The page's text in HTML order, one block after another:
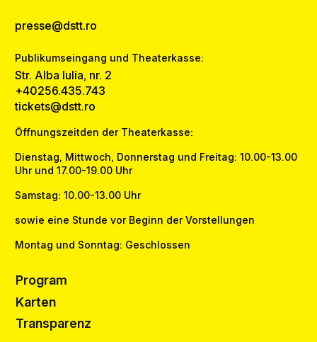
presse@dstt.ro
Publikumseingang und Theaterkasse:
Str. Alba Iulia, nr. 2
+40256.435.743
tickets@dstt.ro
Öffnungszeitden der Theaterkasse:
Dienstag, Mittwoch, Donnerstag und Freitag: 10.00-13.00
Uhr und 17.00-19.00 Uhr
Samstag: 10.00-13.00 Uhr
sowie eine Stunde vor Beginn der Vorstellungen
Montag und Sonntag: Geschlossen
Program
Karten
Transparenz